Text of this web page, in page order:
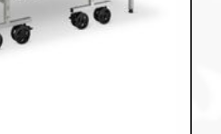
Leichtathletik
Objekteinrichtungen